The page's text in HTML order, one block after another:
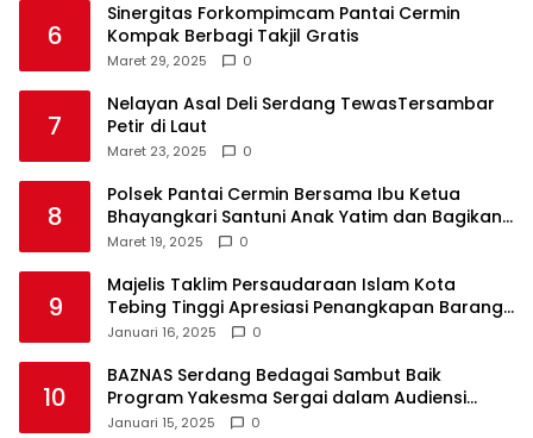
6
Sinergitas Forkompimcam Pantai Cermin
Kompak Berbagi Takjil Gratis
Maret 29, 2025 0
7
Nelayan Asal Deli Serdang TewasTersambar
Petir di Laut
Maret 23, 2025 0
8
Polsek Pantai Cermin Bersama Ibu Ketua
Bhayangkari Santuni Anak Yatim dan Bagikan
Takjil
Maret 19, 2025 0
9
Majelis Taklim Persaudaraan Islam Kota
Tebing Tinggi Apresiasi Penangkapan Barang
Haram
Januari 16, 2025 0
10
BAZNAS Serdang Bedagai Sambut Baik
Program Yakesma Sergai dalam Audiensi
Perkenalan Pengurus Baru
Januari 15, 2025 0